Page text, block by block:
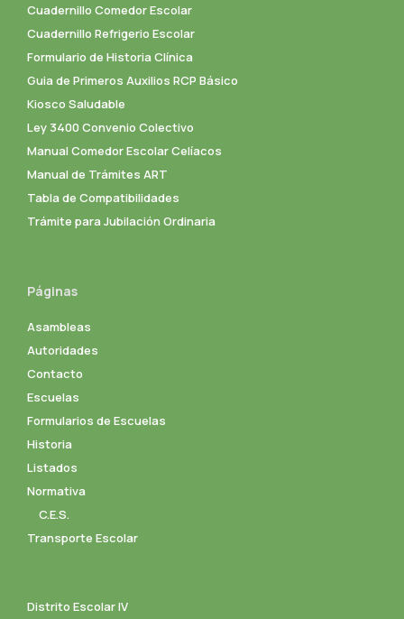
Cuadernillo Comedor Escolar
Cuadernillo Refrigerio Escolar
Formulario de Historia Clínica
Guia de Primeros Auxilios RCP Básico
Kiosco Saludable
Ley 3400 Convenio Colectivo
Manual Comedor Escolar Celíacos
Manual de Trámites ART
Tabla de Compatibilidades
Trámite para Jubilación Ordinaria
Páginas
Asambleas
Autoridades
Contacto
Escuelas
Formularios de Escuelas
Historia
Listados
Normativa
C.E.S.
Transporte Escolar
Distrito Escolar IV